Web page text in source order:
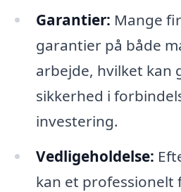
Garantier: Mange
garantier på både
arbejde, hvilket kan
sikkerhed i
investering.
Vedligeholdelse:
kan et professionelt